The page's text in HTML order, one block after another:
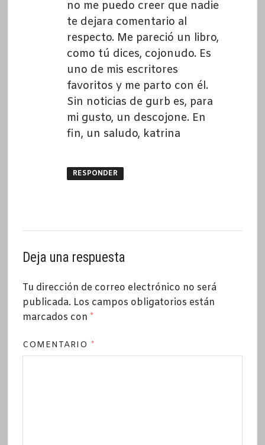
no me puedo creer que nadie
te dejara comentario al
respecto. Me pareció un libro,
como tú dices, cojonudo. Es
uno de mis escritores
favoritos y me parto con él.
Sin noticias de gurb es, para
mi gusto, un descojone. En
fin, un saludo, katrina
RESPONDER
Deja una respuesta
Tu dirección de correo electrónico no será
publicada. Los campos obligatorios están
marcados con *
COMENTARIO *